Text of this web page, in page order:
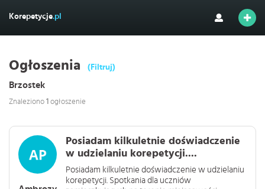
Korepetycje.pl
Ogłoszenia (Filtruj)
Brzostek
Znaleziono 1 ogłoszenie
Posiadam kilkuletnie doświadczenie
w udzielaniu korepetycji....
Posiadam kilkuletnie doświadczenie w udzielaniu
korepetycji. Spotkania dla uczniów